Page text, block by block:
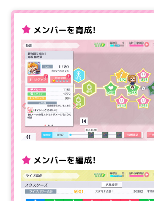
メンバーを育成！
メンバーを編成！